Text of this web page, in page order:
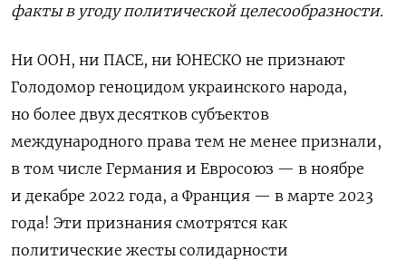
факты в угоду политической целесообразности.
Ни ООН, ни ПАСЕ, ни ЮНЕСКО не признают
Голодомор геноцидом украинского народа,
но более двух десятков субъектов
международного права тем не менее признали,
в том числе Германия и Евросоюз — в ноябре
и декабре 2022 года, а Франция — в марте 2023
года! Эти признания смотрятся как
политические жесты солидарности